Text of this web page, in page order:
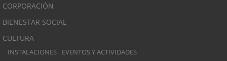
CORPORACIÓN
BIENESTAR SOCIAL
CULTURA
INSTALACIONES EVENTOS Y ACTIVIDADES